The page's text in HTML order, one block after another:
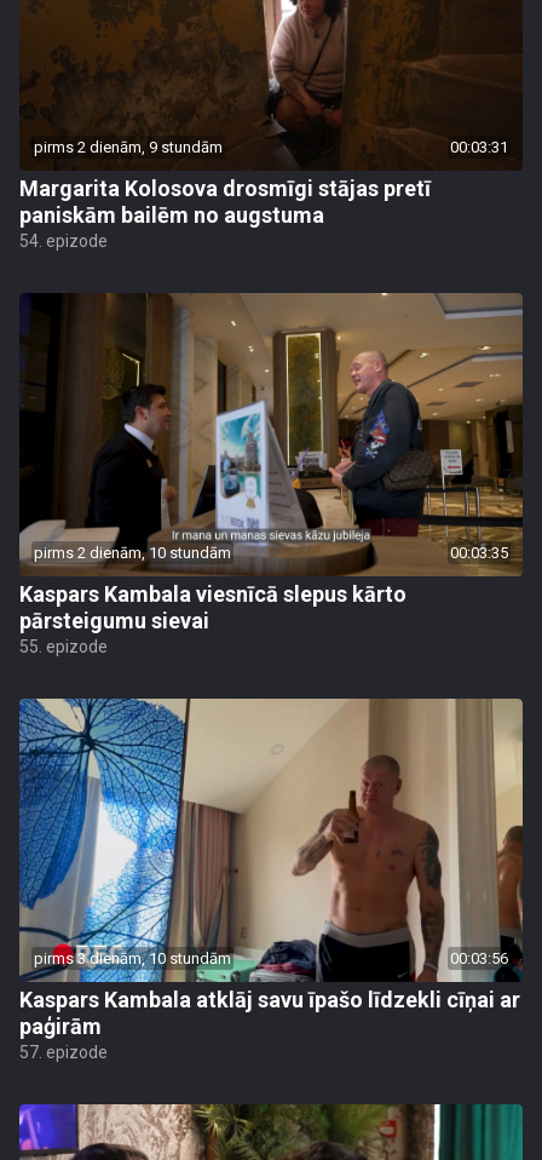
pirms 2 dienām, 9 stundām 00:03:31
Margarita Kolosova drosmīgi stājas pretī
paniskām bailēm no augstuma
54. epizode
pirms 2 dienām, 10 stundām 00:03:35
Kaspars Kambala viesnīcā slepus kārto
pārsteigumu sievai
55. epizode
pirms 3 dienām, 10 stundām 00:03:56
Kaspars Kambala atklāj savu īpašo līdzekli cīņai ar
paģirām
57. epizode